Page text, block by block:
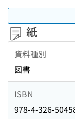
紙
資料種別
図書
ISBN
978-4-326-